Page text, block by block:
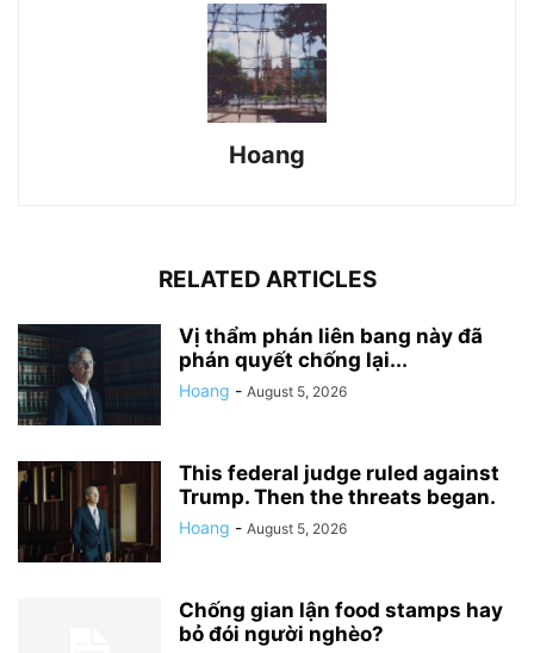
Hoang
RELATED ARTICLES
Vị thẩm phán liên bang này đã
phán quyết chống lại...
Hoang - August 5, 2026
This federal judge ruled against
Trump. Then the threats began.
Hoang - August 5, 2026
Chống gian lận food stamps hay
bỏ đói người nghèo?